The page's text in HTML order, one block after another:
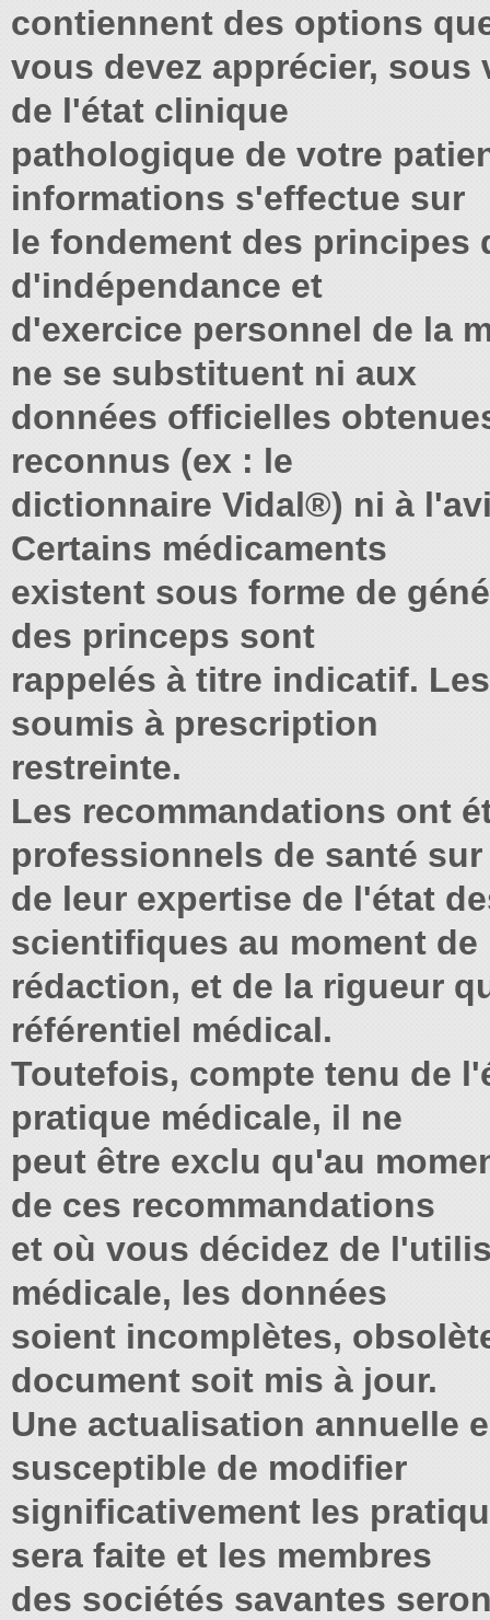
contiennent des options
vous devez apprécier,
de l'état clinique
pathologique de votre
informations s'effectue sur
le fondement des
d'indépendance et
d'exercice personnel de la
ne se substituent ni aux
données officielles
reconnus (ex : le
dictionnaire Vidal®) ni à
Certains médicaments
existent sous forme de
des princeps sont
rappelés à titre indicatif.
soumis à prescription
restreinte.
Les recommandations ont
professionnels de santé sur
de leur expertise de l'état
scientifiques au moment de
rédaction, et de la rigueur
référentiel médical.
Toutefois, compte tenu de
pratique médicale, il ne
peut être exclu qu'au
de ces recommandations
et où vous décidez de
médicale, les données
soient incomplètes,
document soit mis à jour.
Une actualisation annuelle
susceptible de modifier
significativement les
sera faite et les membres
des sociétés savantes